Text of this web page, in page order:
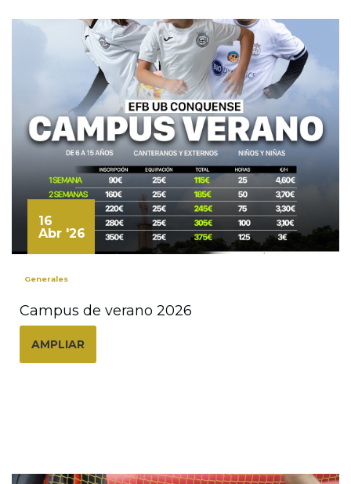
16
Abr '26
Generales
Campus de verano 2026
AMPLIAR